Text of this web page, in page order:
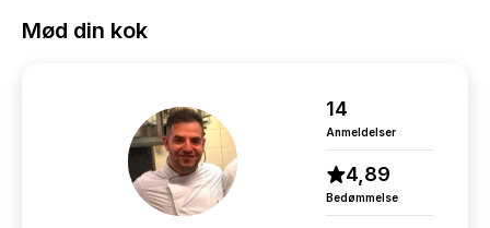
Mød din kok
14
Anmeldelser
4,89
Bedømmelse